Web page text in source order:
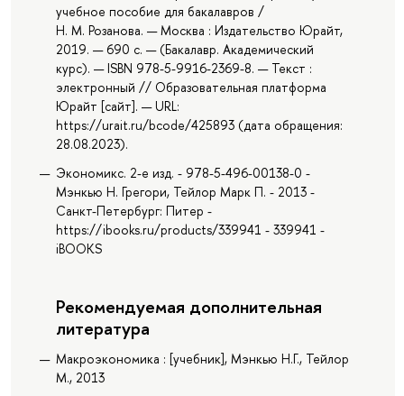
учебное пособие для бакалавров /
Н. М. Розанова. — Москва : Издательство Юрайт,
2019. — 690 с. — (Бакалавр. Академический
курс). — ISBN 978-5-9916-2369-8. — Текст :
электронный // Образовательная платформа
Юрайт [сайт]. — URL:
https://urait.ru/bcode/425893 (дата обращения:
28.08.2023).
Экономикс. 2-е изд. - 978-5-496-00138-0 -
Мэнкью Н. Грегори, Тейлор Марк П. - 2013 -
Санкт-Петербург: Питер -
https://ibooks.ru/products/339941 - 339941 -
iBOOKS
Рекомендуемая дополнительная
литература
Макроэкономика : [учебник], Мэнкью Н.Г., Тейлор
М., 2013